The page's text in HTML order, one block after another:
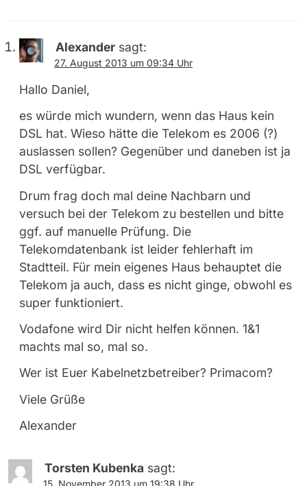
Alexander sagt:
27. August 2013 um 09:34 Uhr
Hallo Daniel,
es würde mich wundern, wenn das Haus kein
DSL hat. Wieso hätte die Telekom es 2006 (?)
auslassen sollen? Gegenüber und daneben ist ja
DSL verfügbar.
Drum frag doch mal deine Nachbarn und
versuch bei der Telekom zu bestellen und bitte
ggf. auf manuelle Prüfung. Die
Telekomdatenbank ist leider fehlerhaft im
Stadtteil. Für mein eigenes Haus behauptet die
Telekom ja auch, dass es nicht ginge, obwohl es
super funktioniert.
Vodafone wird Dir nicht helfen können. 1&1
machts mal so, mal so.
Wer ist Euer Kabelnetzbetreiber? Primacom?
Viele Grüße
Alexander
Torsten Kubenka sagt: